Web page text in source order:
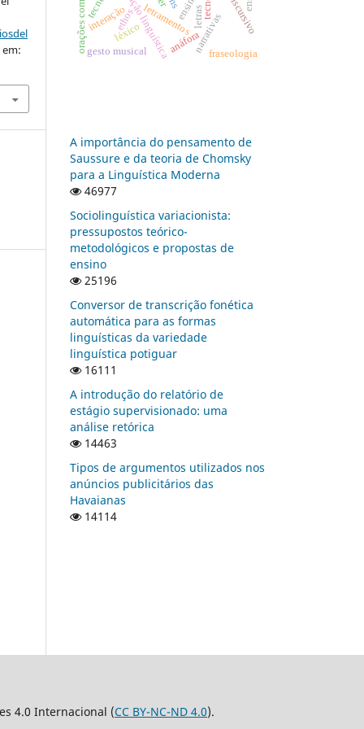
em:
letramentos
ensino
educação linguística narrativas
interação
anáfora
gesto musical
ethos
fraseologia
léxico
letras
A importância do pensamento de
Saussure e da teoria de Chomsky
para a Linguística Moderna
46977
Sociolinguística variacionista:
pressupostos teórico-
metodológicos e propostas de
ensino
25196
Conversor de transcrição fonética
automática para as formas
linguísticas da variedade
linguística potiguar
16111
A introdução do relatório de
estágio supervisionado: uma
análise retórica
14463
Tipos de argumentos utilizados nos
anúncios publicitários das
Havaianas
14114
4.0 Internacional (CC BY-NC-ND 4.0).